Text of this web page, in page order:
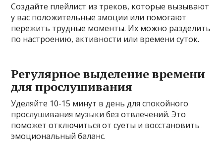
Создайте плейлист из треков, которые вызывают
у вас положительные эмоции или помогают
пережить трудные моменты. Их можно разделить
по настроению, активности или времени суток.
Регулярное выделение времени
для прослушивания
Уделяйте 10-15 минут в день для спокойного
прослушивания музыки без отвлечений. Это
поможет отключиться от суеты и восстановить
эмоциональный баланс.